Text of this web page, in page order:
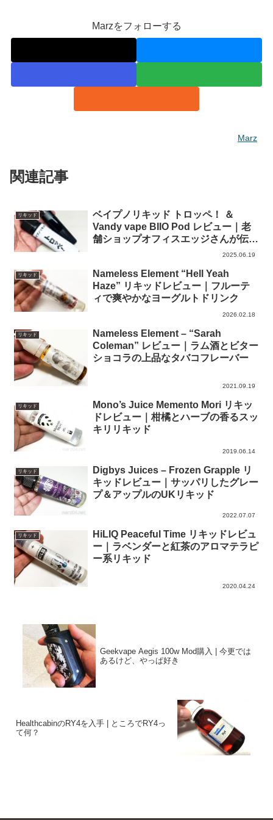
Marzをフォローする
Marz
関連記事
リキッド
ベイプノリキッド トロッペ！ ＆
Vandy vape BIIO Pod レビュー｜老
舗ショップオフィスエッジさんが伝説
2025.06.19
リキッド
Nameless Element “Hell Yeah
Haze” リキッドレビュー｜フルーテ
ィで爽やかなヨーグルトドリンク
2026.02.18
リキッド
Nameless Element – “Sarah
Coleman” レビュー｜ラム酒とビター
ショコラの上品なタバコフレーバー
2021.09.19
リキッド
Mono’s Juice Memento Mori リキッ
ドレビュー｜柑橘とハーブの香るスッ
キリリキッド
2019.06.14
リキッド
Digbys Juices – Frozen Grapple リ
キッドレビュー｜サッパリしたグレー
プ＆アップルのUKリキッド
2022.07.07
リキッド
HiLIQ Peaceful Time リキッドレビュ
ー｜ラベンダーと紅茶のアロマテラピ
ー系リキッド
2020.04.24
Geekvape Aegis 100w Mod購入 | 今更では
あるけど、やっぱ好き
HealthcabinのRY4を入手 | ところでRY4っ
て何？